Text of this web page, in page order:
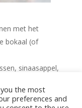
met het
bokaal (of
sinaasappel,
serveren.
the most
preferences and